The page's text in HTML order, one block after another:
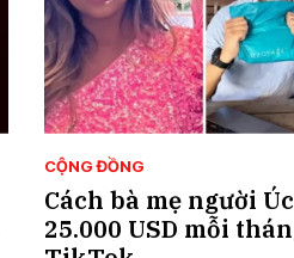
CỘNG ĐỒNG
Cách bà mẹ người
25.000 USD mỗi